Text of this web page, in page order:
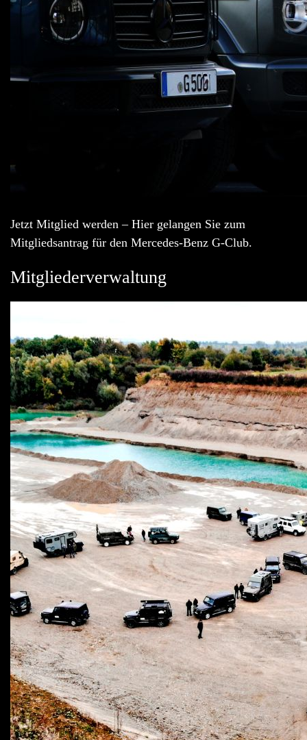
Jetzt Mitglied werden – Hier gelangen Sie zum
Mitgliedsantrag für den Mercedes-Benz G-Club.
Mitgliederverwaltung